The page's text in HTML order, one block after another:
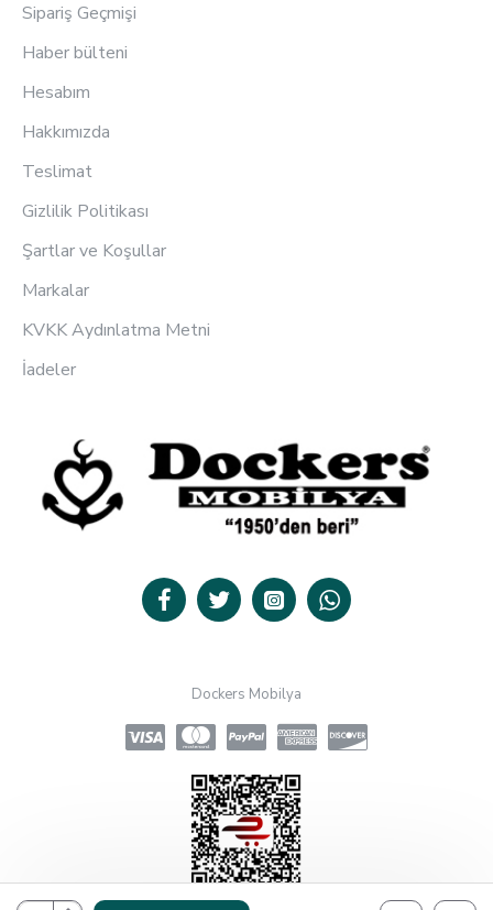
Sipariş Geçmişi
Haber bülteni
Hesabım
Hakkımızda
Teslimat
Gizlilik Politikası
Şartlar ve Koşullar
Markalar
KVKK Aydınlatma Metni
İadeler
Dockers Mobilya